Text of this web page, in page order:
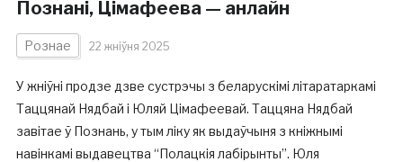
Познані, Цімафеева — анлайн
Рознае 22 жніўня 2025
У жніўні продзе дзве сустрэчы з беларускімі літаратаркамі
Таццянай Нядбай і Юляй Цімафеевай. Таццяна Нядбай
завітае ў Познань, у тым ліку як выдаўчыня з кніжнымі
навінкамі выдавецтва “Полацкія лабірынты”. Юля